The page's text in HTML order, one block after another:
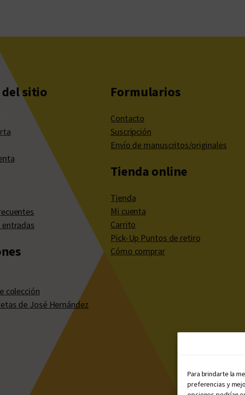
Para brindarte la
preferencias y
del sitio
entradas
colección
de José Hernández
Formularios
Contacto
Suscripción
Envío de manuscritos/originales
Tienda online
Tienda
Mi cuenta
Carrito
Pick-Up Puntos de retiro
Cómo comprar